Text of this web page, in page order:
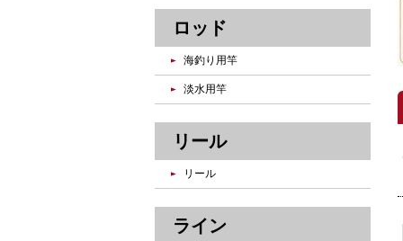
ロッド
海釣り用竿
淡水用竿
リール
リール
ライン